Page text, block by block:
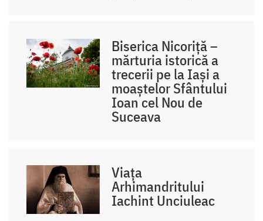
Biserica Nicoriță –
mărturia istorică a
trecerii pe la Iași a
moaștelor Sfântului
Ioan cel Nou de
Suceava
Viața
Arhimandritului
Iachint Unciuleac